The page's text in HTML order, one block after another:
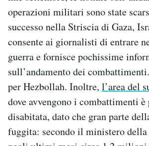
Newsletter
Notifiche mobile
Regala il Post
Hai bisogno di aiuto?
Esci
operazioni militari sono state
successo nella Striscia di Gaza,
consente ai giornalisti di entrare
guerra e fornisce pochissime
sull’andamento dei
per Hezbollah. Inoltre, l’area del
dove avvengono i combattimenti
disabitata, dato che gran parte
fuggita: secondo il ministero della